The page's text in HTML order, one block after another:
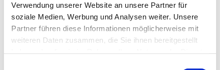
Verwendung unserer Website an unsere Partner für
soziale Medien, Werbung und Analysen weiter. Unsere
Partner führen diese Informationen möglicherweise mit
weiteren Daten zusammen, die Sie ihnen bereitgestellt